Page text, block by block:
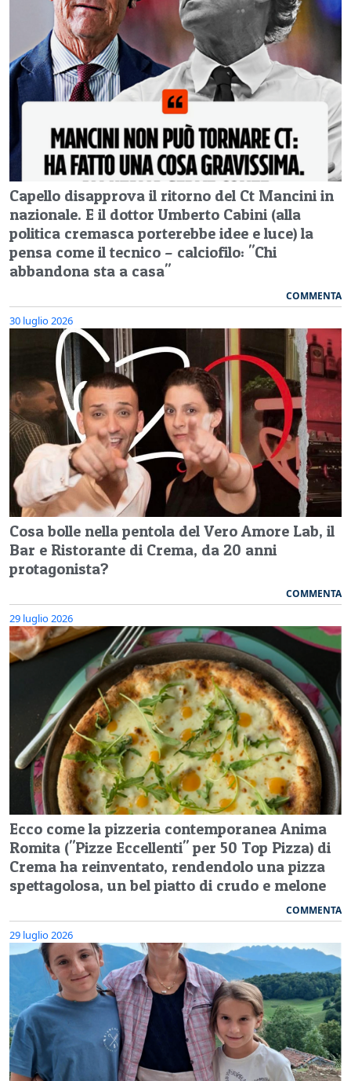
Capello disapprova il ritorno del Ct Mancini in
nazionale. E il dottor Umberto Cabini (alla
politica cremasca porterebbe idee e luce) la
pensa come il tecnico – calciofilo: "Chi
abbandona sta a casa"
COMMENTA
30 luglio 2026
Cosa bolle nella pentola del Vero Amore Lab, il
Bar e Ristorante di Crema, da 20 anni
protagonista?
COMMENTA
29 luglio 2026
Ecco come la pizzeria contemporanea Anima
Romita ("Pizze Eccellenti" per 50 Top Pizza) di
Crema ha reinventato, rendendolo una pizza
spettagolosa, un bel piatto di crudo e melone
COMMENTA
29 luglio 2026